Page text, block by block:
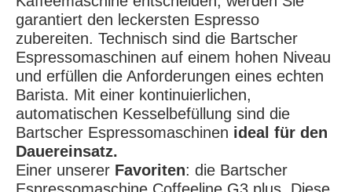
garantiert den leckersten Espresso
zubereiten. Technisch sind die Bartscher
Espressomaschinen auf einem hohen Niveau
und erfüllen die Anforderungen eines echten
Barista. Mit einer kontinuierlichen,
automatischen Kesselbefüllung sind die
Bartscher Espressomaschinen ideal für den
Dauereinsatz.
Einer unserer Favoriten: die Bartscher